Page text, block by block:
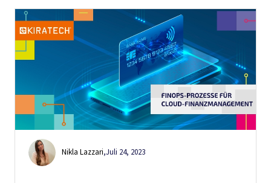
Nikla Lazzari,Juli 24, 2023